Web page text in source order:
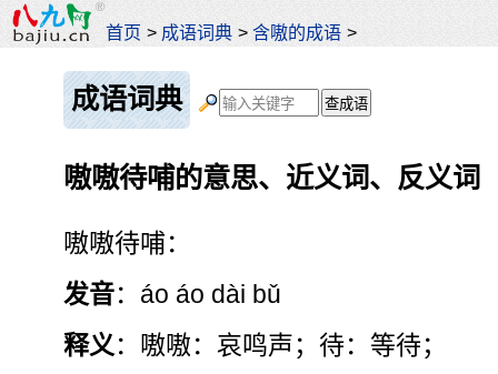
首页 > 成语词典 >含嗷的成语 >
成语词典
嗷嗷待哺的意思、近义词、反义词
嗷嗷待哺：
发音：áo áo dài bǔ
释义 ：嗷嗷：哀鸣声；待：等待；